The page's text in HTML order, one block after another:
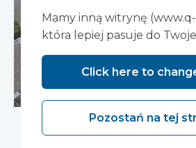
Projekty o
Mamy inną witrynę
która lepiej pasuje do
Click here to
Pozostań na tej